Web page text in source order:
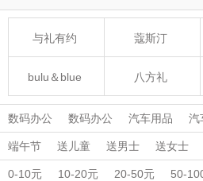
与礼有约
蔻斯汀
bulu＆blue 八方礼
新秀丽 夏普SHARP
momo（杯壶） 大嘴猴（杯壶厨具
数码办公 数码办公 汽车用品 汽
食品饮料
食品饮料 家用电器
端午节 送儿童 送男士 送女士
积分礼品
周年庆礼品 春游踏青
0-10元 10-20元 20-50元 50-